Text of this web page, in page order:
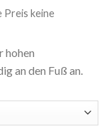
Preis keine
hohen
an den Fuß an.